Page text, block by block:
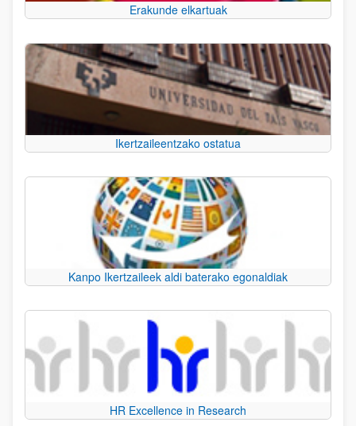
Erakunde elkartuak
Ikertzaileentzako ostatua
Kanpo Ikertzaileek aldi baterako egonaldiak
HR Excellence in Research